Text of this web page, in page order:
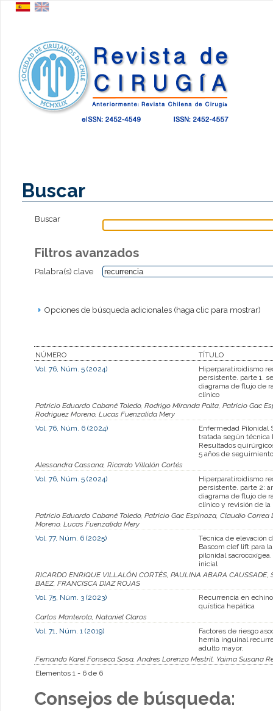
Buscar
Buscar
Filtros avanzados
Palabra(s) clave
Opciones de búsqueda adicionales (haga clic para mostrar)
NÚMERO
TÍTULO
Vol. 76, Núm. 5 (2024)
Hiperparatiroidismo
persistente. parte 1.
diagrama de flujo de
clínico
Patricio Eduardo Cabané Toledo, Rodrigo Miranda Palta, Patricio Gac
Rodriguez Moreno, Lucas Fuenzalida Mery
Vol. 76, Núm. 6 (2024)
Enfermedad Pilonidal
tratada según técnica
Resultados
5 años de seguimiento
Alessandra Cassana, Ricardo Villalón Cortés
Vol. 76, Núm. 5 (2024)
Hiperparatiroidismo
persistente. parte 2:
diagrama de flujo de
clínico y revisión de
Patricio Eduardo Cabané Toledo, Patricio Gac Espinoza, Claudio
Moreno, Lucas Fuenzalida Mery
Vol. 77, Núm. 6 (2025)
Técnica de elevación
Bascom clef lift para
pilonidal
inicial
RICARDO ENRIQUE VILLALÓN CORTÉS, PAULINA ABARA
BAEZ, FRANCISCA DIAZ ROJAS
Vol. 75, Núm. 3 (2023)
Recurrencia en
quística hepática
Carlos Manterola, Nataniel Claros
Vol. 71, Núm. 1 (2019)
Factores de riesgo
hernia inguinal
adulto mayor.
Fernando Karel Fonseca Sosa, Andres Lorenzo Mestril, Yaima Susana
Elementos 1 - 6 de 6
Consejos de búsqueda: